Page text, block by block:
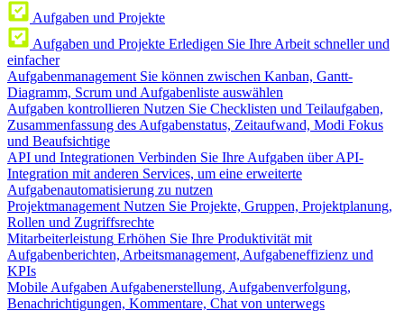
Aufgaben und Projekte
Aufgaben und Projekte Erledigen Sie Ihre Arbeit schneller und
einfacher
Aufgabenmanagement Sie können zwischen Kanban, Gantt-
Diagramm, Scrum und Aufgabenliste auswählen
Aufgaben kontrollieren Nutzen Sie Checklisten und Teilaufgaben,
Zusammenfassung des Aufgabenstatus, Zeitaufwand, Modi Fokus
und Beaufsichtige
API und Integrationen Verbinden Sie Ihre Aufgaben über API-
Integration mit anderen Services, um eine erweiterte
Aufgabenautomatisierung zu nutzen
Projektmanagement Nutzen Sie Projekte, Gruppen, Projektplanung,
Rollen und Zugriffsrechte
Mitarbeiterleistung Erhöhen Sie Ihre Produktivität mit
Aufgabenberichten, Arbeitsmanagement, Aufgabeneffizienz und
KPIs
Mobile Aufgaben Aufgabenerstellung, Aufgabenverfolgung,
Benachrichtigungen, Kommentare, Chat von unterwegs